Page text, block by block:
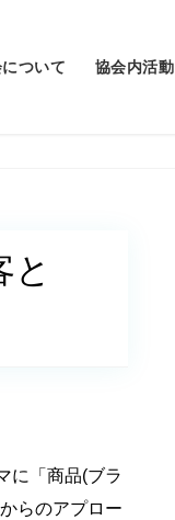
ついて 協会内活動
と
に「商品(ブラ
らのアプロー